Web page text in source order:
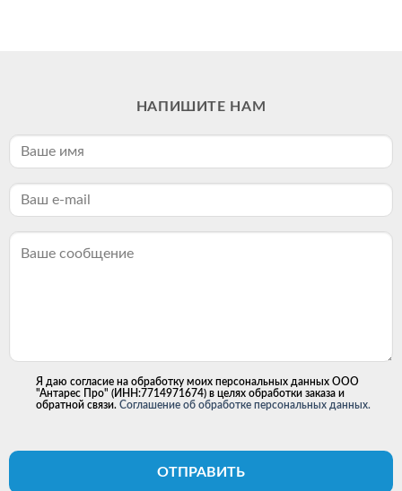
НАПИШИТЕ НАМ
Я даю согласие на обработку моих персональных данных ООО
"Антарес Про" (ИНН:7714971674) в целях обработки заказа и
обратной связи. Соглашение об обработке персональных данных.
ОТПРАВИТЬ